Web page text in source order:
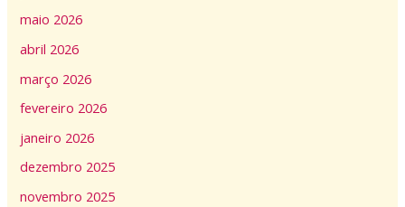
maio 2026
abril 2026
março 2026
fevereiro 2026
janeiro 2026
dezembro 2025
novembro 2025